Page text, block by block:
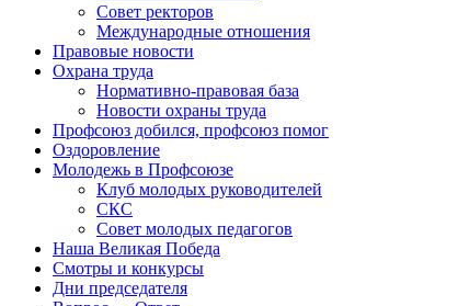
Совет ректоров
Международные отношения
Правовые новости
Охрана труда
Нормативно-правовая база
Новости охраны труда
Профсоюз добился, профсоюз помог
Оздоровление
Молодежь в Профсоюзе
Клуб молодых руководителей
СКС
Совет молодых педагогов
Наша Великая Победа
Смотры и конкурсы
Дни председателя